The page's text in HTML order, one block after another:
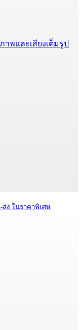
าพและเสียงเต็มรูป
ง ในราคาพิเศษ